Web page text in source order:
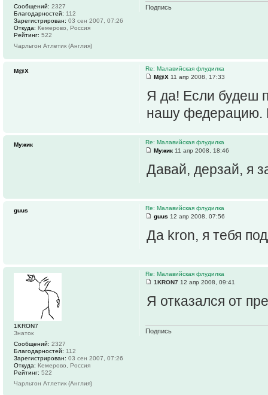
Подпись
Сообщений: 2327
Благодарностей: 112
Зарегистрирован: 03 сен 2007, 07:26
Откуда: Кемерово, Россия
Рейтинг: 522
Чарльтон Атлетик (Англия)
Re: Малавийская флудилка
M@X 11 апр 2008, 17:33
Я да! Если будеш
нашу федерацию.
M@X
Re: Малавийская флудилка
Мужик 11 апр 2008, 18:46
Давай, дерзай, я
Мужик
Re: Малавийская флудилка
guus 12 апр 2008, 07:56
Да kron, я тебя
guus
Re: Малавийская флудилка
1KRON7 12 апр 2008, 09:41
Я отказался от
Подпись
1KRON7
Знаток
Сообщений: 2327
Благодарностей: 112
Зарегистрирован: 03 сен 2007, 07:26
Откуда: Кемерово, Россия
Рейтинг: 522
Чарльтон Атлетик (Англия)